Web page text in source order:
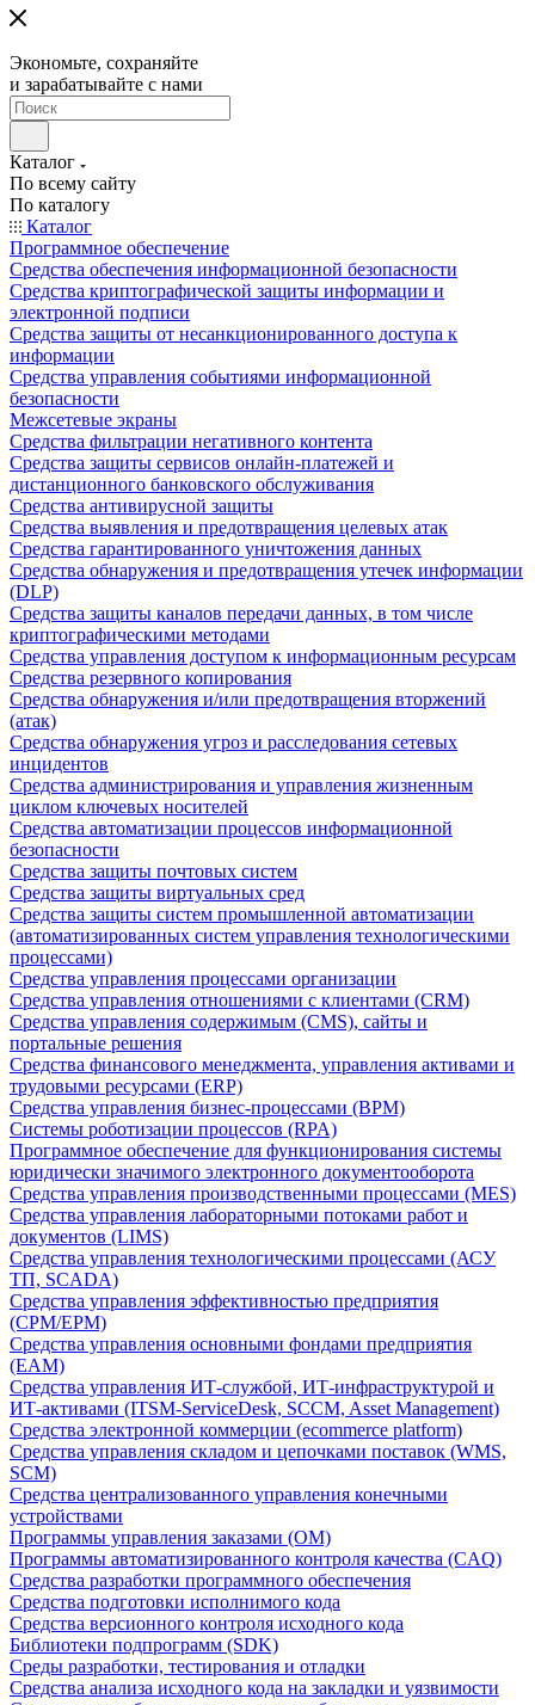
Экономьте, сохраняйте
и зарабатывайте с нами
Каталог
По всему сайту
По каталогу
Каталог
Программное обеспечение
Средства обеспечения информационной безопасности
Средства криптографической защиты информации и
электронной подписи
Средства защиты от несанкционированного доступа к
информации
Средства управления событиями информационной
безопасности
Межсетевые экраны
Средства фильтрации негативного контента
Средства защиты сервисов онлайн-платежей и
дистанционного банковского обслуживания
Средства антивирусной защиты
Средства выявления и предотвращения целевых атак
Средства гарантированного уничтожения данных
Средства обнаружения и предотвращения утечек информации
(DLP)
Средства защиты каналов передачи данных, в том числе
криптографическими методами
Средства управления доступом к информационным ресурсам
Средства резервного копирования
Средства обнаружения и/или предотвращения вторжений
(атак)
Средства обнаружения угроз и расследования сетевых
инцидентов
Средства администрирования и управления жизненным
циклом ключевых носителей
Средства автоматизации процессов информационной
безопасности
Средства защиты почтовых систем
Средства защиты виртуальных сред
Средства защиты систем промышленной автоматизации
(автоматизированных систем управления технологическими
процессами)
Средства управления процессами организации
Средства управления отношениями с клиентами (CRM)
Средства управления содержимым (CMS), сайты и
портальные решения
Средства финансового менеджмента, управления активами и
трудовыми ресурсами (ERP)
Средства управления бизнес-процессами (BPM)
Системы роботизации процессов (RPA)
Программное обеспечение для функционирования системы
юридически значимого электронного документооборота
Средства управления производственными процессами (MES)
Средства управления лабораторными потоками работ и
документов (LIMS)
Средства управления технологическими процессами (АСУ
ТП, SCADA)
Средства управления эффективностью предприятия
(CPM/EPM)
Средства управления основными фондами предприятия
(EAM)
Средства управления ИТ-службой, ИТ-инфраструктурой и
ИТ-активами (ITSM-ServiceDesk, SCCM, Asset Management)
Средства электронной коммерции (ecommerce platform)
Средства управления складом и цепочками поставок (WMS,
SCM)
Средства централизованного управления конечными
устройствами
Программы управления заказами (OM)
Программы автоматизированного контроля качества (CAQ)
Средства разработки программного обеспечения
Средства подготовки исполнимого кода
Средства версионного контроля исходного кода
Библиотеки подпрограмм (SDK)
Среды разработки, тестирования и отладки
Средства анализа исходного кода на закладки и уязвимости